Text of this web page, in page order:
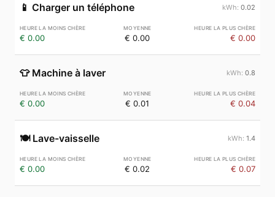
📱 Charger un téléphone 0.02
€ 0.00 € 0.00 € 0.00
👕 Machine à laver 0.8
€ 0.00 € 0.01 € 0.04
🍽️ Lave-vaisselle 1.4
€ 0.00 € 0.02 € 0.07